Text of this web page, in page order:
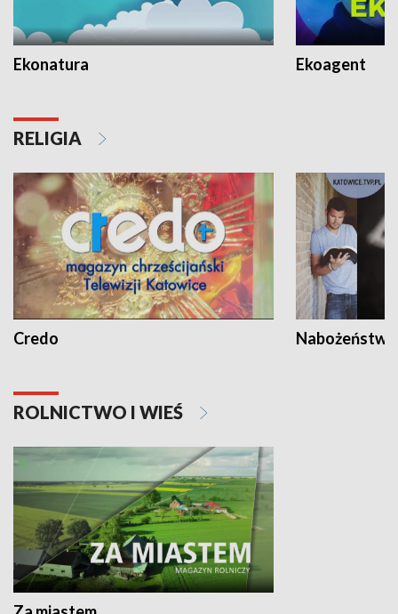
Ekonatura Ekoagent
RELIGIA
Credo
ROLNICTWO I WIEŚ